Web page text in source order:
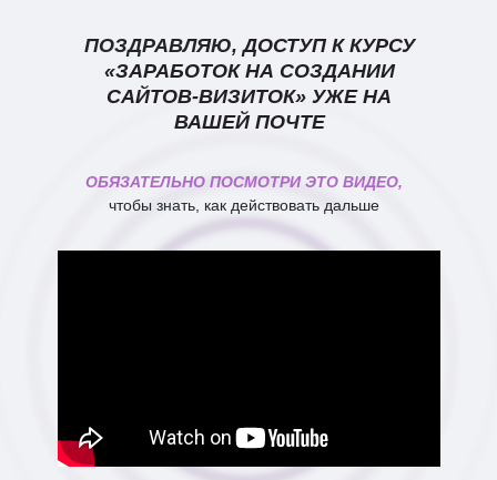
ПОЗДРАВЛЯЮ,ДОСТУП К КУРСУ
«ЗАРАБОТОК НА СОЗДАНИИ
САЙТОВ-ВИЗИТОК» УЖЕ НА
ВАШЕЙ ПОЧТЕ
ОБЯЗАТЕЛЬНО ПОСМОТРИ ЭТО ВИДЕО,
чтобы знать, как действовать дальше